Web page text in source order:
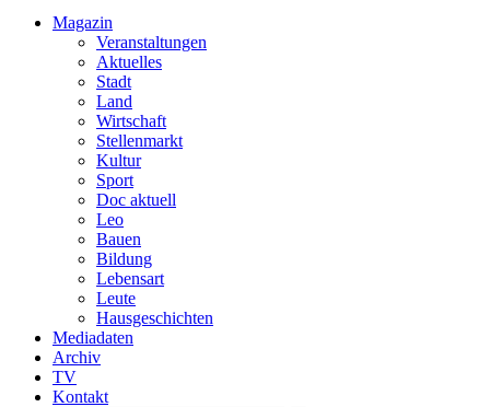
Magazin
Veranstaltungen
Aktuelles
Stadt
Land
Wirtschaft
Stellenmarkt
Kultur
Sport
Doc aktuell
Leo
Bauen
Bildung
Lebensart
Leute
Hausgeschichten
Mediadaten
Archiv
TV
Kontakt